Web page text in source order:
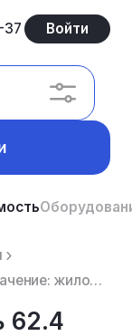
37 Войти
- Квартира, площадь 62.4 кв.м., назначение: жилое, этаж: 01, адрес (местонахождение): Россия, Челяби...
62.4